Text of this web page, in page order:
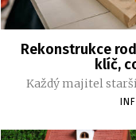
Rekonstrukce
klíč,
Každý majitel